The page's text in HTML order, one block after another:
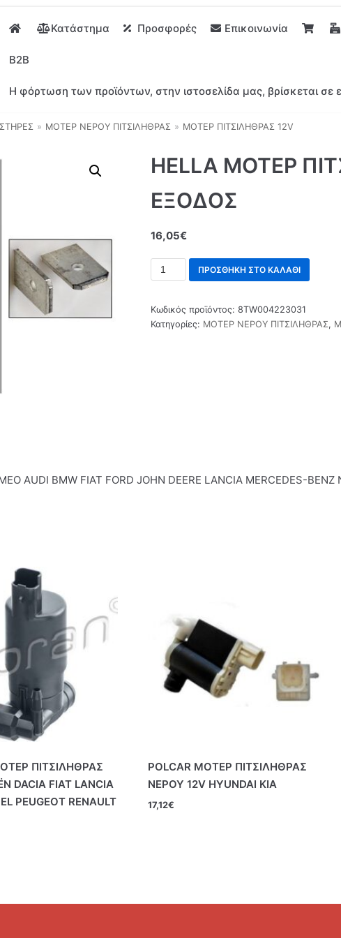
Κατάστημα Προσφορές Επικοινωνία
B2B
Η φόρτωση των προϊόντων, στην ιστοσελίδα μας, βρίσκεται σε
» ΜΟΤΕΡ ΝΕΡΟΥ ΠΙΤΣΙΛΗΘΡΑΣ » ΜΟΤΕΡ ΠΙΤΣΙΛΗΘΡΑΣ 12V
HELLA ΜΟΤΕΡ
ΕΞΟΔΟΣ
16,05€
ΠΡΟΣΘΉΚΗ ΣΤΟ ΚΑΛΆΘΙ
Κωδικός προϊόντος: 8TW004223031
Κατηγορίες: ΜΟΤΕΡ ΝΕΡΟΥ ΠΙΤΣΙΛΗΘΡΑΣ,
AUDI BMW FIAT FORD JOHN DEERE LANCIA MERCEDES-BENZ
ΠΙΤΣΙΛΗΘΡΑΣ
DACIA FIAT LANCIA
PEUGEOT RENAULT
POLCAR ΜΟΤΕΡ ΠΙΤΣΙΛΗΘΡΑΣ
ΝΕΡΟΥ 12V HYUNDAI KIA
17,12€